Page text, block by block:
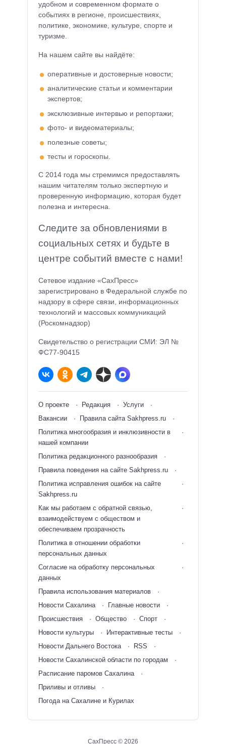
удобном и современном формате о
событиях в регионе, происшествиях,
политике, экономике, культуре, спорте и
туризме.
На нашем сайте вы найдёте:
оперативные и достоверные новости;
аналитические статьи и комментарии
экспертов;
эксклюзивные интервью и репортажи;
фото- и видеоматериалы;
полезные советы;
тесты и гороскопы.
С 2014 года мы стремимся предоставлять
нашим читателям только экспертную и
проверенную информацию, которая будет
полезна и интересна.
Следите за обновлениями в
социальных сетях и будьте в
центре событий вместе с нами!
Сетевое издание «СахПресс»
зарегистрировано в Федеральной службе по
надзору в сфере связи, информационных
технологий и массовых коммуникаций
(Роскомнадзор)
Свидетельство о регистрации СМИ: ЭЛ №
ФС77-90415
О проекте Редакция
Услуги
Вакансии
Правила сайта Sakhpress.ru
Политика многообразия и инклюзивности в
нашей компании
Политика редакционного разнообразия
Правила поведения на сайте Sakhpress.ru
Политика исправления ошибок на сайте
Sakhpress.ru
Как мы работаем с обратной связью,
взаимодействуем с обществом и
обеспечиваем прозрачность
Политика в отношении обработки
персональных данных
Согласие на обработку персональных
данных
Правила использования материалов
Новости Сахалина
Главные новости
Происшествия
Общество
Спорт
Новости культуры
Интерактивные тесты
Новости Дальнего Востока
RSS
Новости Сахалинской области по городам
Расписание паромов Сахалина
Приливы и отливы
Погода на Сахалине и Курилах
СахПресс © 2026